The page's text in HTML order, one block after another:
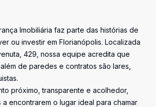
Imobiliária faz parte das histórias de
ou investir em Florianópolis. Localizada
429, nossa equipe acredita que
de paredes e contratos são lares,
próximo, transparente e acolhedor,
a encontrarem o lugar ideal para chamar